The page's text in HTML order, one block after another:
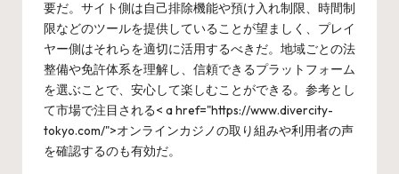
要だ。サイト側は自己排除機能や預け入れ制限、時間制
限などのツールを提供していることが望ましく、プレイ
ヤー側はそれらを適切に活用するべきだ。地域ごとの法
整備や免許体系を理解し、信頼できるプラットフォーム
を選ぶことで、安心して楽しむことができる。参考とし
て市場で注目される< a href="https://www.divercity-
tokyo.com/">オンラインカジノの取り組みや利用者の声
を確認するのも有効だ。